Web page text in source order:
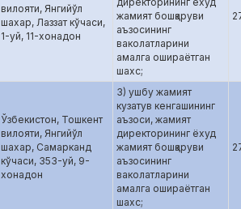
вилояти, Янгийўл
шахар, Лаззат кўчаси,
1-уй, 11-хонадон
жамият бошқаруви
аъзосининг
ваколатларини
амалга ошираётган
шахс;
Ўзбекистон, Тошкент
вилояти, Янгийўл
шахар, Самарканд
кўчаси, 353-уй, 9-
хонадон
3) ушбу жамият
кузатув кенгашининг
аъзоси, жамият
директорининг ёхуд
жамият бошқаруви
аъзосининг
ваколатларини
амалга ошираётган
шахс;